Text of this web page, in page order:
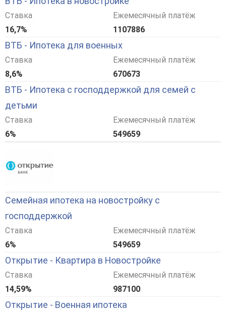
Ставка
16,7%
Ежемесячный платёж
1107886
ВТБ - Ипотека для военных
Ставка
8,6%
Ежемесячный платёж
670673
ВТБ - Ипотека с господдержкой для семей с
детьми
Ставка
6%
Ежемесячный платёж
549659
Семейная ипотека на новостройку с
господдержкой
Ставка
6%
Ежемесячный платёж
549659
Открытие - Квартира в Новостройке
Ставка
14,59%
Ежемесячный платёж
987100
Открытие - Военная ипотека